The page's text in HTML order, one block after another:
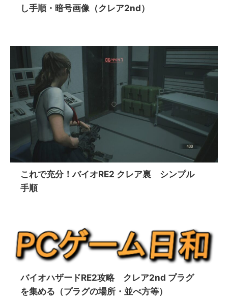
し手順・暗号画像（クレア2nd）
これで充分！バイオRE2 クレア裏 シンプル
手順
バイオハザードRE2攻略 クレア2nd プラグ
を集める（プラグの場所・並べ方等）